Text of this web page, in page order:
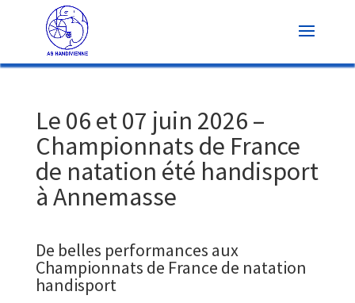
Le 06 et 07 juin 2026 –
Championnats de France
de natation été handisport
à Annemasse
De belles performances aux
Championnats de France de natation
handisport